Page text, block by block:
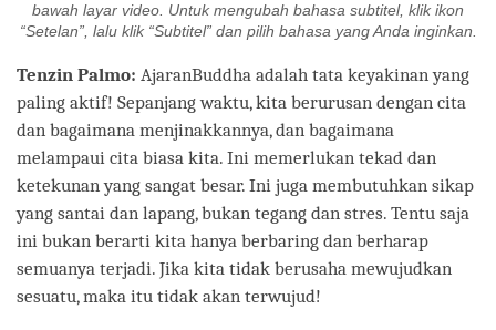
bawah layar video. Untuk mengubah bahasa subtitel, klik ikon
“Setelan”, lalu klik “Subtitel” dan pilih bahasa yang Anda inginkan.
Tenzin Palmo: AjaranBuddha adalah tata keyakinan yang
paling aktif! Sepanjang waktu, kita berurusan dengan cita
dan bagaimana menjinakkannya, dan bagaimana
melampaui cita biasa kita. Ini memerlukan tekad dan
ketekunan yang sangat besar. Ini juga membutuhkan sikap
yang santai dan lapang, bukan tegang dan stres. Tentu saja
ini bukan berarti kita hanya berbaring dan berharap
semuanya terjadi. Jika kita tidak berusaha mewujudkan
sesuatu, maka itu tidak akan terwujud!